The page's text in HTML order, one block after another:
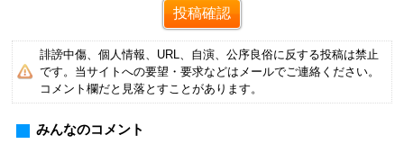
誹謗中傷、個人情報、URL、自演、公序良俗に反する投稿は禁止
です。当サイトへの要望・要求などはメールでご連絡ください。
コメント欄だと見落とすことがあります。
みんなのコメント